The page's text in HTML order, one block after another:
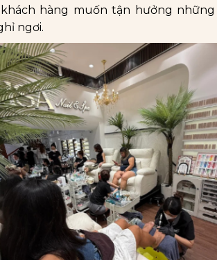
khách hàng muốn tận hưởng
ngơi.